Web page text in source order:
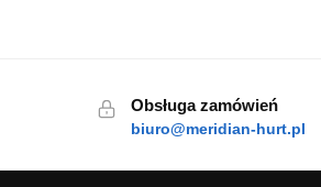
Obsługa zamówień
biuro@meridian-hurt.pl